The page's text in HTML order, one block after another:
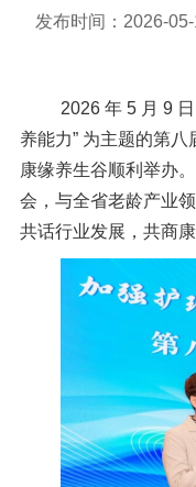
党建工作
意见快递站
融合门户 校园邮箱
发布时间：2026-
2026 年 5 月 9
养能力” 为主题的第
康缘养生谷顺利 举办
会，与全省老龄产业领
共话行业发展，共商